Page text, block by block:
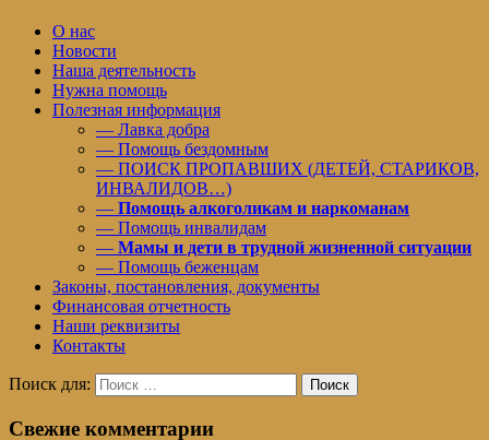
О нас
Новости
Наша деятельность
Нужна помощь
Полезная информация
— Лавка добра
— Помощь бездомным
— ПОИСК ПРОПАВШИХ (ДЕТЕЙ, СТАРИКОВ,
ИНВАЛИДОВ…)
— Помощь алкоголикам и наркоманам
— Помощь инвалидам
— Мамы и дети в трудной жизненной ситуации
— Помощь беженцам
Законы, постановления, документы
Финансовая отчетность
Наши реквизиты
Контакты
Поиск для: Поиск
Свежие комментарии